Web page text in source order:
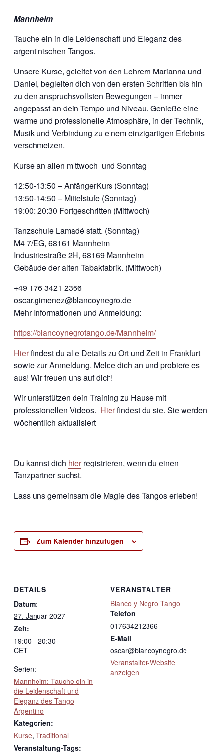
Mannheim
Tauche ein in die Leidenschaft und Eleganz des
argentinischen Tangos.
Unsere Kurse, geleitet von den Lehrern Marianna und
Daniel, begleiten dich von den ersten Schritten bis hin
zu den anspruchsvollsten Bewegungen – immer
angepasst an dein Tempo und Niveau. Genieße eine
warme und professionelle Atmosphäre, in der Technik,
Musik und Verbindung zu einem einzigartigen Erlebnis
verschmelzen.
Kurse an allen mittwoch und Sonntag
12:50-13:50 – AnfängerKurs (Sonntag)
13:50-14:50 – Mittelstufe (Sonntag)
19:00: 20:30 Fortgeschritten (Mittwoch)
Tanzschule Lamadé statt. (Sonntag)
M4 7/EG, 68161 Mannheim
Industriestraße 2H, 68169 Mannheim
Gebäude der alten Tabakfabrik. (Mittwoch)
+49 176 3421 2366
oscar.gimenez@blancoynegro.de
Mehr Informationen und Anmeldung:
https://blancoynegrotango.de/Mannheim/
Hierfindest du alle Details zu Ort und Zeit in Frankfurt
sowie zur Anmeldung. Melde dich an und probiere es
aus! Wir freuen uns auf dich!
Wir unterstützen dein Training zu Hause mit
professionellen Videos. Hierfindest du sie. Sie werden
wöchentlich aktualisiert
Du kannst dich hier registrieren, wenn du einen
Tanzpartner suchst.
Lass uns gemeinsam die Magie des Tangos erleben!
Zum Kalender hinzufügen
DETAILS
Datum:
27. Januar 2027
Zeit:
19:00 - 20:30
CET
Serien:
Mannheim: Tauche ein in
die Leidenschaft und
Eleganz des Tango
Argentino
Kategorien:
Kurse, Traditional
Veranstaltung-Tags:
VERANSTALTER
Blanco y Negro Tango
Telefon
017634212366
E-Mail
oscar@blancoynegro.de
Veranstalter-Website
anzeigen